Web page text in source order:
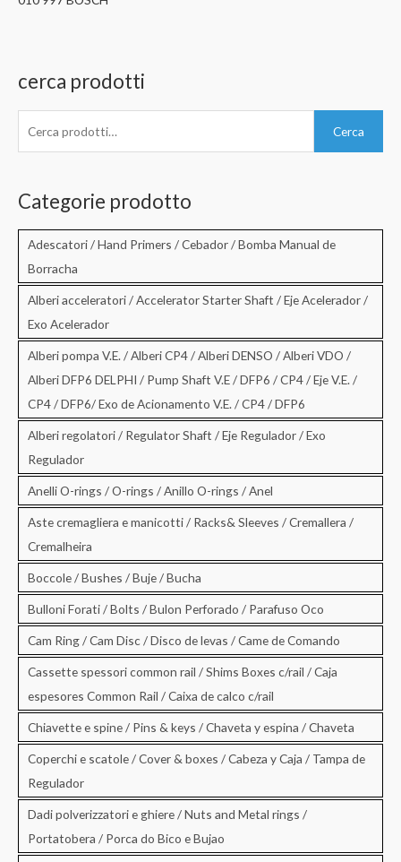
cerca prodotti
c
Cerca
Categorie prodotto
Adescatori / Hand Primers / Cebador / Bomba Manual de
Borracha
Alberi acceleratori / Accelerator Starter Shaft / Eje Acelerador /
Exo Acelerador
Alberi pompa V.E. / Alberi CP4 / Alberi DENSO / Alberi VDO /
Alberi DFP6 DELPHI / Pump Shaft V.E / DFP6 / CP4 / Eje V.E. /
CP4 / DFP6/ Exo de Acionamento V.E. / CP4 / DFP6
Alberi regolatori / Regulator Shaft / Eje Regulador / Exo
Regulador
Anelli O-rings / O-rings / Anillo O-rings / Anel
Aste cremagliera e manicotti / Racks& Sleeves / Cremallera /
Cremalheira
Boccole / Bushes / Buje / Bucha
Bulloni Forati / Bolts / Bulon Perforado / Parafuso Oco
Cam Ring / Cam Disc / Disco de levas / Came de Comando
Cassette spessori common rail / Shims Boxes c/rail / Caja
espesores Common Rail / Caixa de calco c/rail
Chiavette e spine / Pins & keys / Chaveta y espina / Chaveta
Coperchi e scatole / Cover & boxes / Cabeza y Caja / Tampa de
Regulador
Dadi polverizzatori e ghiere / Nuts and Metal rings /
Portatobera / Porca do Bico e Bujao